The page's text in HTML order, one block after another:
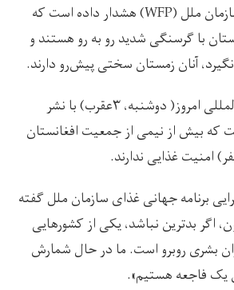
برنامه جهانی غذای سازمان ملل (WFP) هشدار داده است که
با گرسنگی شدید رو به رو هستند و
آنان زمستان سختی پیش‌رو دارند.
دوشنبه،‌ ۳عقرب) با نشر
که بیش از نیمی از جمعیت افغانستان
برنامه جهانی غذای سازمان ملل گفته
اگر بدترین نباشد، یکی از کشورهایی
بشری روبرو است. ما در حال شمارش
فاجعه هستیم».